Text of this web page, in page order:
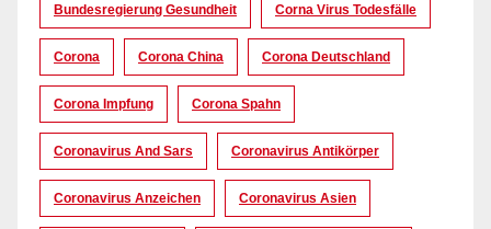
Bundesregierung Gesundheit Corna Virus Todesfälle
Corona Corona China Corona Deutschland
Corona Impfung Corona Spahn
Coronavirus And Sars Coronavirus Antikörper
Coronavirus Anzeichen Coronavirus Asien